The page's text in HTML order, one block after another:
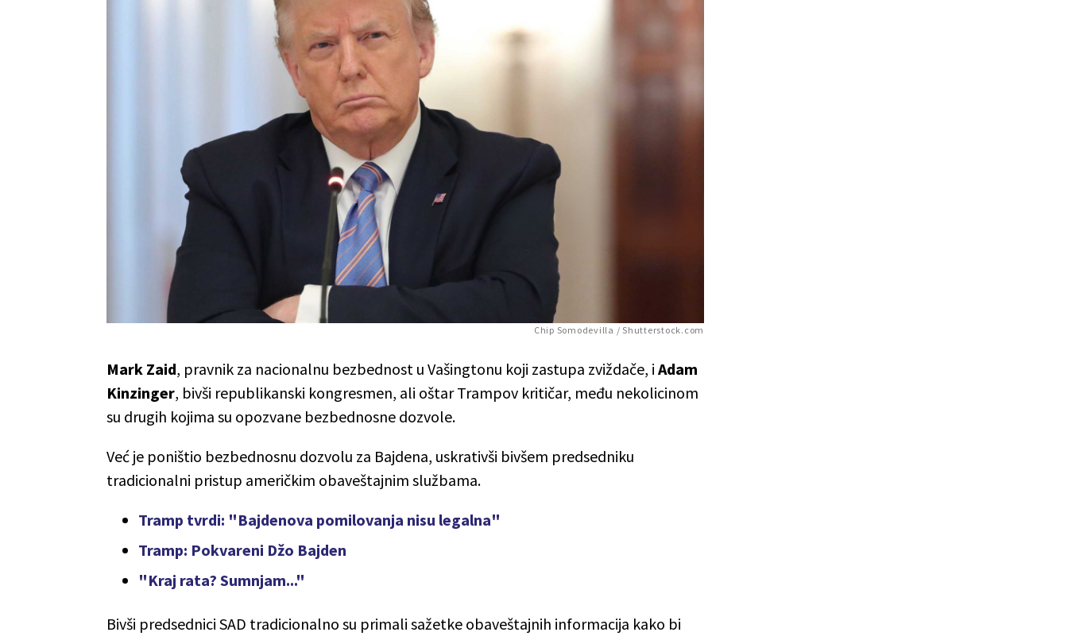
Chip Somodevilla / Shutterstock.com
Mark Zaid, pravnik za nacionalnu bezbednost u Vašingtonu koji zastupa zviždače, i Adam
Kinzinger, bivši republikanski kongresmen, ali oštar Trampov kritičar, među nekolicinom
su drugih kojima su opozvane bezbednosne dozvole.
Već je poništio bezbednosnu dozvolu za Bajdena, uskrativši bivšem predsedniku
tradicionalni pristup američkim obaveštajnim službama.
Tramp tvrdi: "Bajdenova pomilovanja nisu legalna"
Tramp: Pokvareni Džo Bajden
"Kraj rata? Sumnjam..."
Bivši predsednici SAD tradicionalno su primali sažetke obaveštajnih informacija kako bi